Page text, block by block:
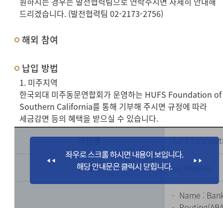
드리겠습니다. (발전협력팀 02-2173-2756)
해외 참여
납입 방법
1. 미주지역
한국외대 미주동문연합회가 운영하는 HUFS Foundation of
Southern California를 통해 기부해 주시면 규정에 따라
세금감면 등의 혜택을 받으실 수 있습니다.
재단명
HUFS
소재지 Los Angeles
‧ Name :